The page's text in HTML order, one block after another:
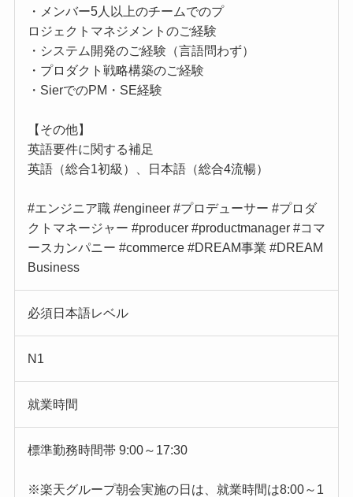
・メンバー5人以上のチームでのプ
ロジェクトマネジメントのご経験
・システム開発のご経験（言語問わず）
・プロダクト戦略構築のご経験
・SierでのPM・SE経験
【その他】
英語要件に関する補足
英語（総合1初級）、日本語（総合4流暢）
#エンジニア職 #engineer #プロデューサー #プロダ
クトマネージャー #producer #productmanager #コマ
ースカンパニー #commerce #DREAM事業 #DREAM
Business
必須日本語レベル
N1
就業時間
標準勤務時間帯 9:00～17:30
※楽天グループ朝会実施の日は、就業時間は8:00～1